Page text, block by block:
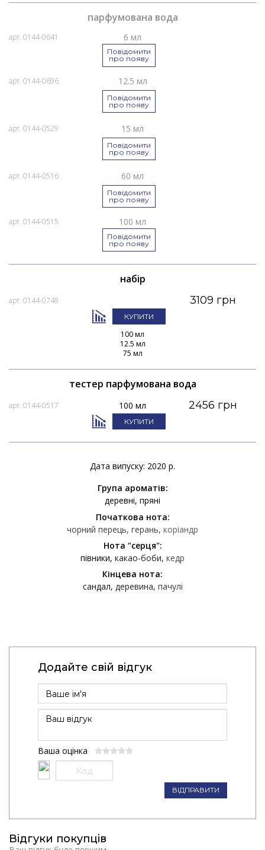
парфумована вода
арт. 0144-0641 6 мл
Повідомити
про появу
арт. 0144-0696 12.5 мл
Повідомити
про появу
арт. 0144-0529 15 мл
Повідомити
про появу
арт. 0144-0516 60 мл
Повідомити
про появу
арт. 0144-0515 100 мл
Повідомити
про появу
набір
арт. 0144-0748 3109 грн
КУПИТИ
100 мл
12.5 мл
75 мл
тестер парфумована вода
арт. 0144-0517 100 мл 2456 грн
КУПИТИ
Дата випуску: 2020 р.
Група ароматів:
деревні пряні
Початкова нота:
чорний перець герань коріандр
Нота "серця":
півники какао-боби кедр
Кінцева нота:
сандал деревина пачулі
Додайте свій відгук
Ваша оцінка
ВІДПРАВИТИ
Відгуки покупців